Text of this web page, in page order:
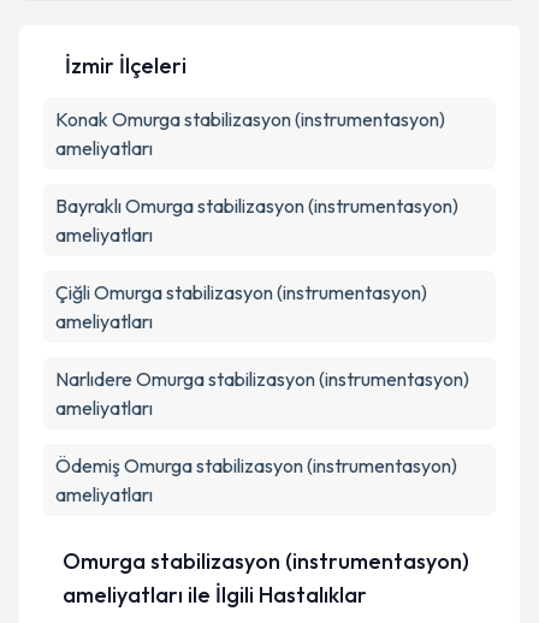
Metni'ni okudum ve kişisel verilerimin belirtilen
kapsamda işlenmesini kabul ediyorum.
Takvim Talebini Gönder
İzmir İlçeleri
Konak Omurga stabilizasyon (instrumentasyon)
ameliyatları
BayraklıOmurga stabilizasyon (instrumentasyon)
ameliyatları
ÇiğliOmurga stabilizasyon (instrumentasyon)
ameliyatları
Narlıdere Omurga stabilizasyon (instrumentasyon)
ameliyatları
ÖdemişOmurga stabilizasyon (instrumentasyon)
ameliyatları
Omurga stabilizasyon (instrumentasyon)
ameliyatları ile İlgili Hastalıklar